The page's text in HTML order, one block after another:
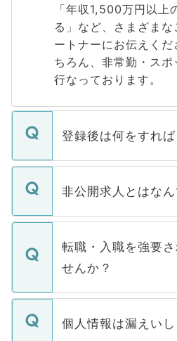
「年収1,500万円以上
る」など、さまざま
ートナーにお伝えく
ちろん、非常勤・ス
行なっております。
登録後は何をすれ
ご登録いただきまし
登録内容を確認し、
ます。通常、5営業日
いただきますので、
非公開求人とはなん
マイナビDOCTORで
うち約3割は、Webサ
けない「非公開求人
下記の理由によって
ません。
■応募殺到を避けるた
転職・入職を強要
せんか？
転職・入職を強要す
ん。また、仮に応募
個人情報は漏えい